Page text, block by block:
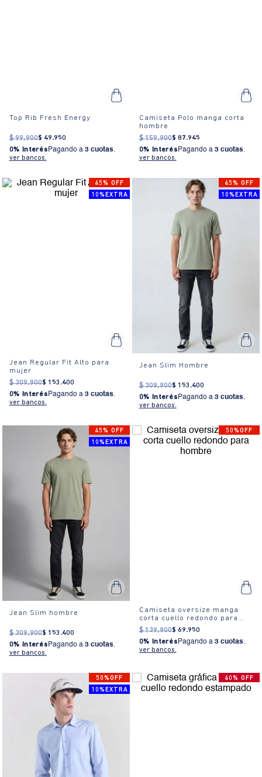
Top Rib Fresh Energy
$ 99.900$ 49.950
0% Interés Pagando a 3 cuotas.
ver bancos.
Camiseta Polo manga corta
hombre
$ 159.900$ 87.945
0% Interés Pagando a 3 cuotas.
ver bancos.
45% OFF
10%EXTRA
Jean Regular Fit Alto para
mujer
$ 309.900$ 153 .400
0% Interés Pagando a 3 cuotas.
ver bancos.
45% OFF
10%EXTRA
Jean Slim Hombre
$ 309.900$ 153 .400
0% Interés Pagando a 3 cuotas.
ver bancos.
45% OFF
10%EXTRA
Jean Slim hombre
$ 309.900$ 153 .400
0% Interés Pagando a 3 cuotas.
ver bancos.
50%OFF
Camiseta oversize manga
corta cuello redondo para
hombre
$ 139.900$ 69.950
0% Interés Pagando a 3 cuotas.
ver bancos.
50%OFF
10%EXTRA
40% OFF